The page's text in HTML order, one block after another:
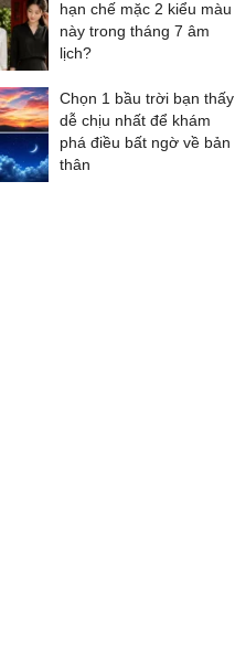
hạn chế mặc 2 kiểu màu
này trong tháng 7 âm
lịch?
Chọn 1 bầu trời bạn thấy
dễ chịu nhất để khám
phá điều bất ngờ về bản
thân